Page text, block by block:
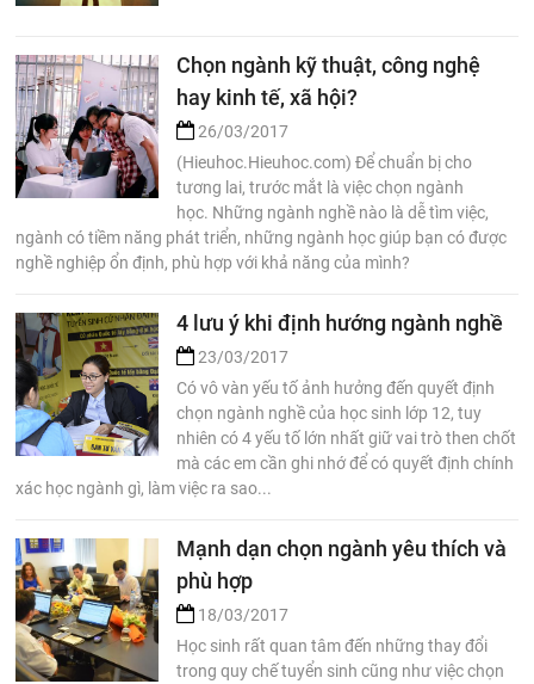
Chọn ngành kỹ thuật, công nghệ
hay kinh tế, xã hội?
26/03/2017
(Hieuhoc.Hieuhoc.com) Để chuẩn bị cho
tương lai, trước mắt là việc chọn ngành
học. Những ngành nghề nào là dễ tìm việc,
ngành có tiềm năng phát triển, những ngành học giúp bạn có được
nghề nghiệp ổn định, phù hợp với khả năng của mình?
4 lưu ý khi định hướng ngành nghề
23/03/2017
Có vô vàn yếu tố ảnh hưởng đến quyết định
chọn ngành nghề của học sinh lớp 12, tuy
nhiên có 4 yếu tố lớn nhất giữ vai trò then chốt
mà các em cần ghi nhớ để có quyết định chính
xác học ngành gì, làm việc ra sao...
Mạnh dạn chọn ngành yêu thích và
phù hợp
18/03/2017
Học sinh rất quan tâm đến những thay đổi
trong quy chế tuyển sinh cũng như việc chọn